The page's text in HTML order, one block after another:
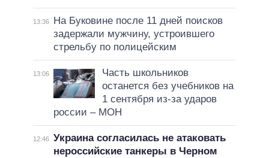
13:36
На Буковине после 11 дней поисков
задержали мужчину, устроившего
стрельбу по полицейским
13:06
Часть школьников
останется без учебников на
1 сентября из-за ударов
россии – МОН
12:46 Украина согласилась не атаковать
нероссийские танкеры в Черном